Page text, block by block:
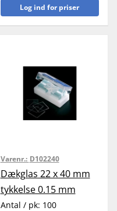
Log ind for priser
Varenr.: D102240
Dækglas 22 x 40 mm
tykkelse 0.15 mm
Antal / pk: 100